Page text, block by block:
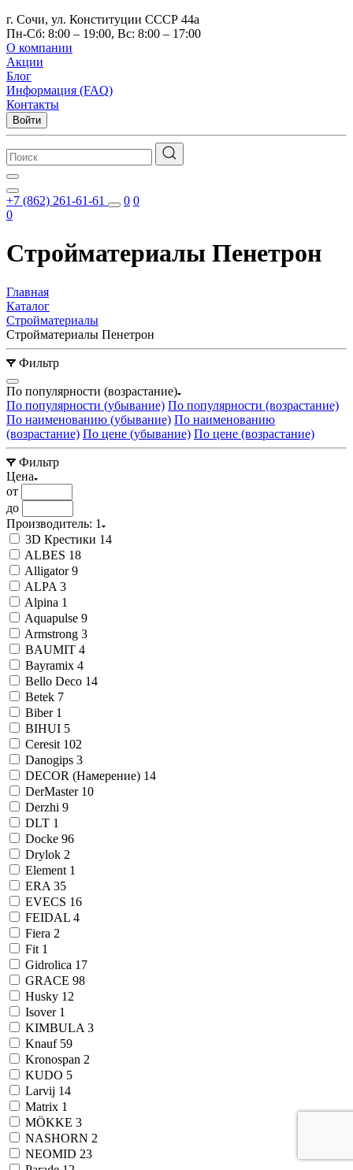
г. Сочи, ул. Конституции СССР 44а
Пн-Сб: 8:00 – 19:00, Вс: 8:00 – 17:00
О компании
Акции
Блог
Информация (FAQ)
Контакты
Войти
+7 (862) 261-61-61 0 0
0
Стройматериалы Пенетрон
Главная
Каталог
Стройматериалы
Стройматериалы Пенетрон
Фильтр
По популярности (возрастание)
По популярности (убывание) По популярности (возрастание)
По наименованию (убывание) По наименованию
(возрастание) По цене (убывание) По цене (возрастание)
Фильтр
Цена
от
до
Производитель: 1
3D Крестики 14
ALBES 18
Alligator9
ALPA 3
Alpina 1
Aquapulse 9
Armstrong 3
BAUMIT 4
Bayramix 4
Bello Deco 14
Betek 7
Biber 1
BIHUI 5
Ceresit 102
Danogips 3
DECOR (Намерение) 14
DerMaster 10
Derzhi 9
DLT 1
Docke 96
Drylok 2
Element 1
ERA 35
EVECS 16
FEIDAL 4
Fiera 2
Fit 1
Gidrolica 17
GRACE 98
Husky 12
Isover 1
KIMBULA 3
Knauf 59
Kronospan 2
KUDO 5
Larvij 14
Matrix 1
MÖKKE 3
NASHORN 2
NEOMID 23